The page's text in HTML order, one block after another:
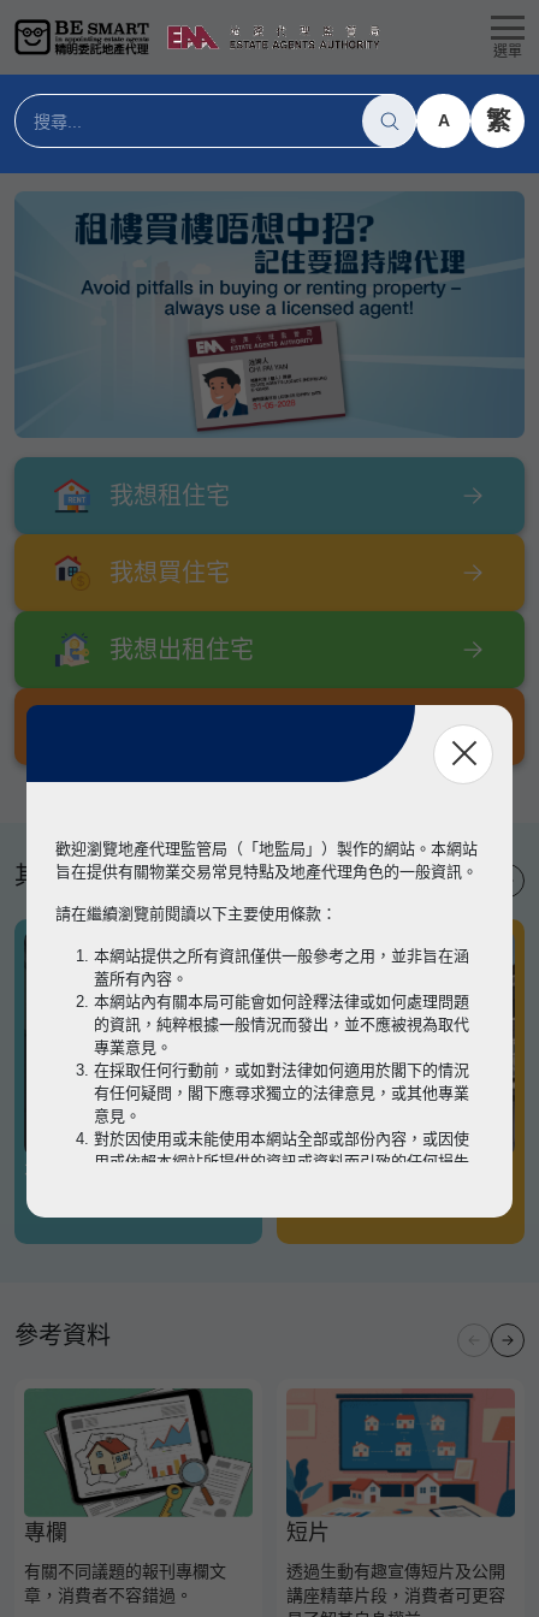
選單
A 繁
我想租住宅
我想買住宅
我想出租住宅
其他專題
有關凶宅
參考資料
專欄
有關不同議題的報刊專欄文
章，消費者不容錯過。
短片
透過生動有趣宣傳短片及公開
講座精華片段，消費者可更容
歡迎瀏覽地產代理監管局（「地監局」）製作的網站。本網站
旨在提供有關物業交易常見特點及地產代理角色的一般資訊。
請在繼續瀏覽前閱讀以下主要使用條款：
本網站提供之所有資訊僅供一般參考之用，並非旨在涵
蓋所有內容。
本網站內有關本局可能會如何詮釋法律或如何處理問題
的資訊，純粹根據一般情況而發出，並不應被視為取代
專業意見。
在採取任何行動前，或如對法律如何適用於閣下的情況
有任何疑問，閣下應尋求獨立的法律意見，或其他專業
意見。
對於因使用或未能使用本網站全部或部份內容，或因使
用或依賴本網站所提供的資訊或資料而引致的任何損失
瀏覽以細閱本網站使用條款的完整版本。如有任